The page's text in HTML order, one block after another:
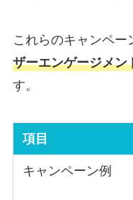
これらのキャンペー
ザーエンゲージメン
す。
項目
キャンペーン例